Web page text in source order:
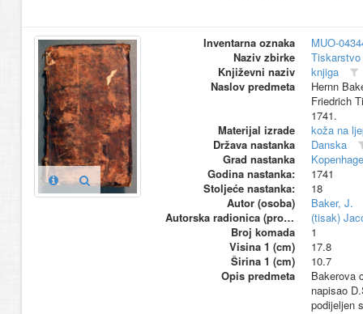
Inventarna oznaka
MUO-
Naziv zbirke
Književni naziv
knjiga
Naslov predmeta
Hernn
Friedrich
1741.
Materijal izrade
koža na
Država nastanka
Danska
Grad nastanka
Godina nastanka:
1741
Stoljeće nastanka:
18
Autor (osoba)
Baker, J.
Autorska radionica (proizvođač)
(tisak)
Broj komada
1
Visina 1 (cm)
17.8
Širina 1 (cm)
10.7
Opis predmeta
Bakerova
napisao
podijeljen